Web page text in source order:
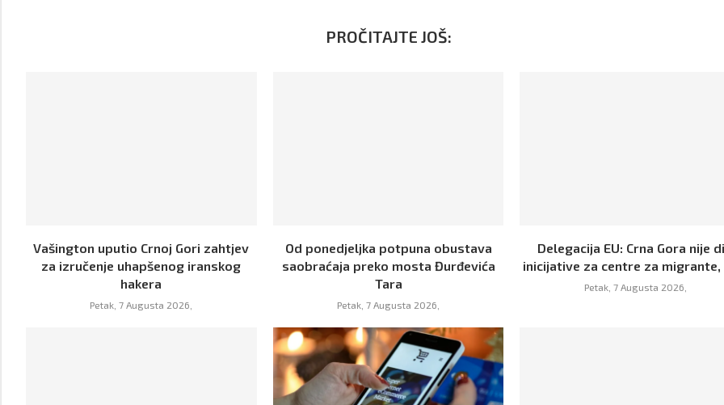
PROČITAJTE JOŠ:
Vašington uputio Crnoj Gori zahtjev
za izručenje uhapšenog iranskog
hakera
Petak, 7 Augusta 2026,
Od ponedjeljka potpuna obustava
saobraćaja preko mosta Đurđevića
Tara
Petak, 7 Augusta 2026,
Delegacija EU: Crna Gora nije
inicijative za centre za migrante,
Petak, 7 Augusta 2026,